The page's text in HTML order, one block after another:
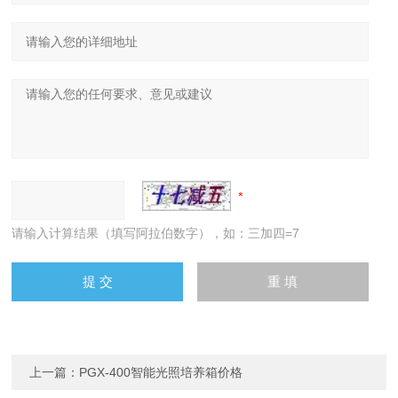
请输入计算结果（填写阿拉伯数字），如：三加四=7
上一篇： PGX-400智能光照培养箱价格